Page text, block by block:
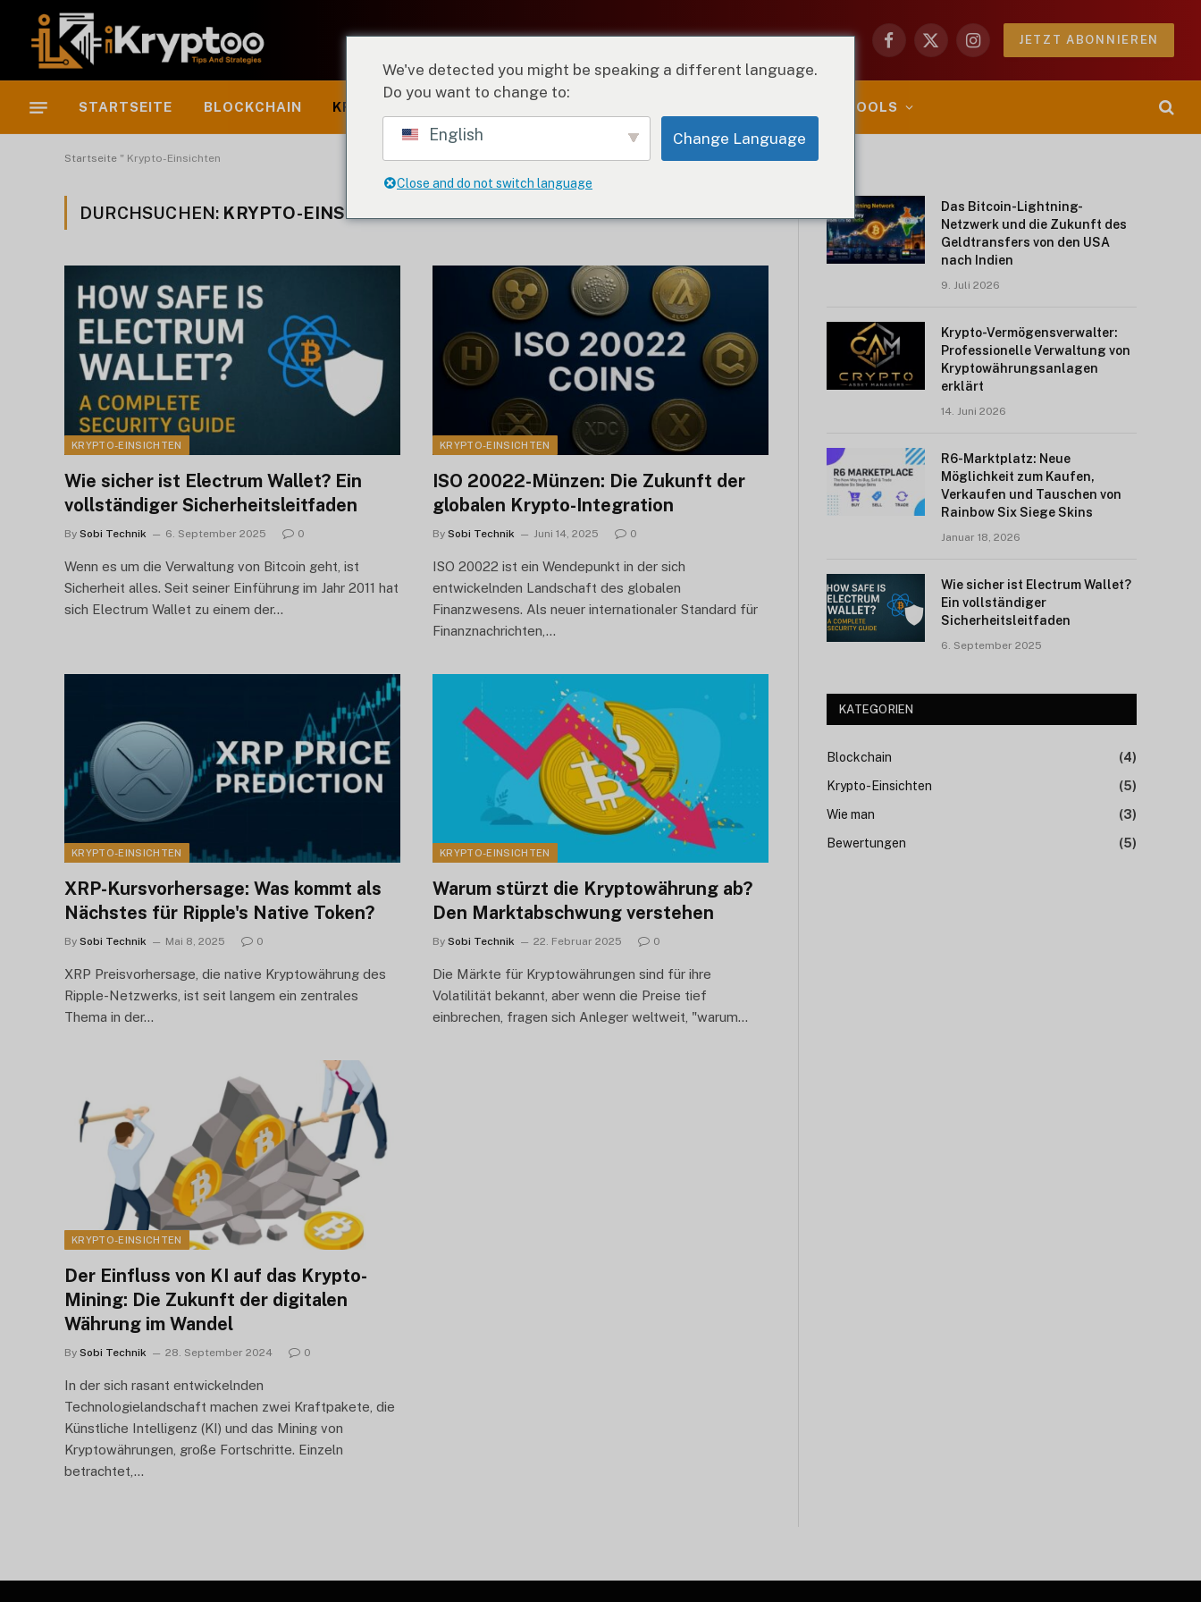
Facebook
X
Instagram
JETZT ABONNIEREN
STARTSEITE BLOCKCHAIN KRYPTO-EINSICHTEN IKRYPTOO-TOOLS
Startseite " Krypto-Einsichten
DURCHSUCHEN: KRYPTO-EINSICHTEN
KRYPTO-EINSICHTEN
Wie sicher ist Electrum Wallet? Ein
vollständiger Sicherheitsleitfaden
By Sobi Technik 6. September 2025 0
Wenn es um die Verwaltung von Bitcoin geht, ist
Sicherheit alles. Seit seiner Einführung im Jahr 2011 hat
sich Electrum Wallet zu einem der...
KRYPTO-EINSICHTEN
ISO 20022-Münzen: Die Zukunft der
globalen Krypto-Integration
By Sobi Technik Juni 14, 2025 0
ISO 20022 ist ein Wendepunkt in der sich
entwickelnden Landschaft des globalen
Finanzwesens. Als neuer internationaler Standard für
Finanznachrichten,...
KRYPTO-EINSICHTEN
XRP-Kursvorhersage: Was kommt als
Nächstes für Ripple's Native Token?
By Sobi Technik Mai 8, 2025 0
XRP Preisvorhersage, die native Kryptowährung des
Ripple-Netzwerks, ist seit langem ein zentrales
Thema in der...
KRYPTO-EINSICHTEN
Warum stürzt die Kryptowährung ab?
Den Marktabschwung verstehen
By Sobi Technik 22. Februar 2025 0
Die Märkte für Kryptowährungen sind für ihre
Volatilität bekannt, aber wenn die Preise tief
einbrechen, fragen sich Anleger weltweit, "warum...
KRYPTO-EINSICHTEN
Der Einfluss von KI auf das Krypto-
Mining: Die Zukunft der digitalen
Währung im Wandel
By Sobi Technik 28. September 2024 0
In der sich rasant entwickelnden
Technologielandschaft machen zwei Kraftpakete, die
Künstliche Intelligenz (KI) und das Mining von
Kryptowährungen, große Fortschritte. Einzeln
betrachtet,...
Das Bitcoin-Lightning-
Netzwerk und die Zukunft des
Geldtransfers von den USA
nach Indien
9. Juli 2026
Krypto-Vermögensverwalter:
Professionelle Verwaltung von
Kryptowährungsanlagen
erklärt
14. Juni 2026
R6-Marktplatz: Neue
Möglichkeit zum Kaufen,
Verkaufen und Tauschen von
Rainbow Six Siege Skins
Januar 18, 2026
Wie sicher ist Electrum Wallet?
Ein vollständiger
Sicherheitsleitfaden
6. September 2025
KATEGORIEN
Blockchain
(4)
Krypto-Einsichten
(5)
Wie man
(3)
Bewertungen
(5)
We've detected you might be speaking a different language.
Do you want to change to:
English Change Language
Close and do not switch language